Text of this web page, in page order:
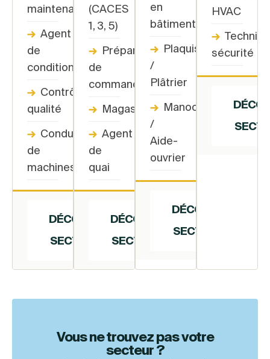
maintenance
→ Agent
de
conditionnement
→ Contrôleur
qualité
→ Conducteur
de
machines
DÉCOUVRIR
SECTEUR →
(CACES
1, 3, 5)
→ Préparateur
de
commandes
→ Magasinier
→ Agent
de
quai
DÉCOUVRIR
SECTEUR →
en
bâtiment
→ Plaquiste
/
Plâtrier
→ Manoœuvre
/
Aide-
ouvrier
DÉCOUVRIR
SECTEUR →
HVAC
→
sécurité
Vous ne trouvez pas votre
secteur ?